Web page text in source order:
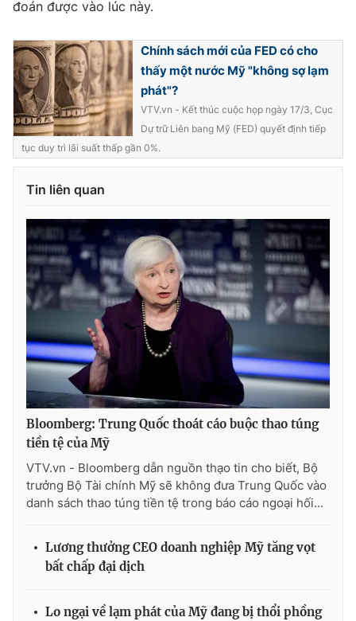
đoán được vào lúc này.
Chính sách mới của FED có cho
thấy một nước Mỹ "không sợ lạm
phát"?
VTV.vn - Kết thúc cuộc họp ngày 17/3, Cục
Dự trữ Liên bang Mỹ (FED) quyết định tiếp
tục duy trì lãi suất thấp gần 0%.
Tin liên quan
Bloomberg: Trung Quốc thoát cáo buộc thao túng
tiền tệ của Mỹ
VTV.vn - Bloomberg dẫn nguồn thạo tin cho biết, Bộ
trưởng Bộ Tài chính Mỹ sẽ không đưa Trung Quốc vào
danh sách thao túng tiền tệ trong báo cáo ngoại hối...
Lương thưởng CEO doanh nghiệp Mỹ tăng vọt
bất chấp đại dịch
Lo ngại về lạm phát của Mỹ đang bị thổi phồng